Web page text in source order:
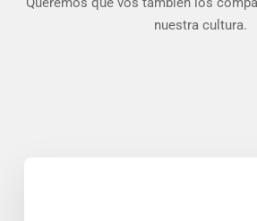
nuestra cultura.